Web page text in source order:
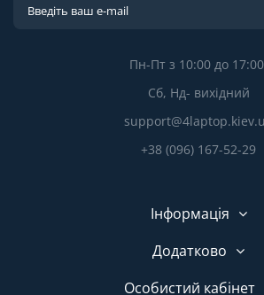
Пн-Пт з 10:00 до
Сб, Нд- вихідний
+38 (096) 167-52-29
Інформація
Додатково
Особистий кабінет